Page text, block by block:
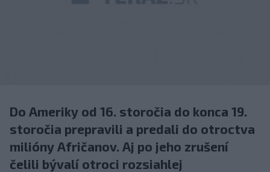
Do Ameriky od 16. storočia do konca 19.
storočia prepravili a predali do otroctva
milióny Afričanov. Aj po jeho zrušení
čelili bývalí otroci rozsiahlej